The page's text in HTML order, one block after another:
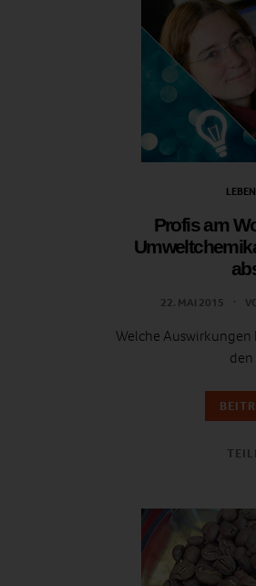
LEBEN
Profis am
22. MAI 2015
Welche
den